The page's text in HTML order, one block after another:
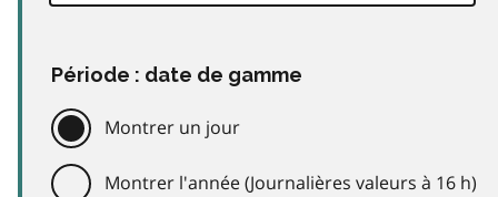
Période : date de gamme
Montrer un jour
Montrer l'année (Journalières valeurs à 16 h)